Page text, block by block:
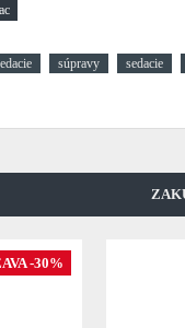
súpravy sedacie
-30%